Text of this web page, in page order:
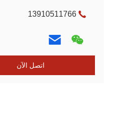
13910511766
اتصل الآن